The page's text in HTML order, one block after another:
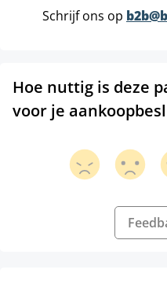
Schrijf ons op
Hoe nuttig is deze
voor je